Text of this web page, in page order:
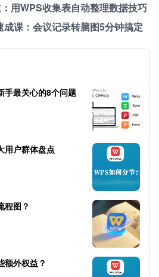
用WPS收集表自动整理数据技巧
课：会议记录转脑图5分钟搞定
最关心的8个问题
用户群体盘点
程图？
额外权益？